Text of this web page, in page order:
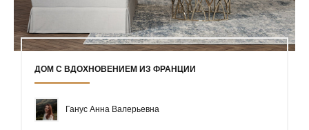
ДОМ С ВДОХНОВЕНИЕМ ИЗ ФРАНЦИИ
Ганус Анна Валерьевна